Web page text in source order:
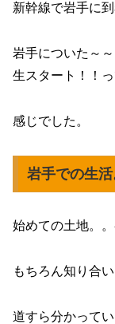
新幹線で岩手に到
岩手についた～
生スタート！！
感じでした。
岩手での生
始めての土地。
もちろん知り合
道すら分かって